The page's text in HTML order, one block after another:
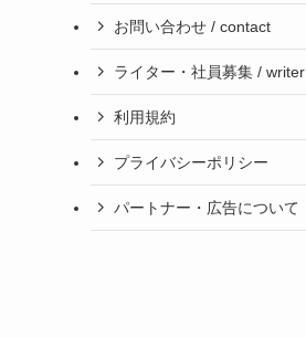
お問い合わせ / contact
ライター・社員募集 / writer
利用規約
プライバシーポリシー
パートナー・広告について